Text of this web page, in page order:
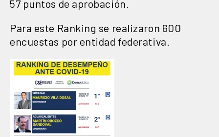
57 puntos de aprobación.
Para este Ranking se realizaron 600
encuestas por entidad federativa.